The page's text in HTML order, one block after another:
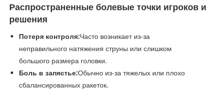
Распространенные болевые точки игроков и
решения
Потеря контроля:Часто возникает из-за
неправильного натяжения струны или слишком
большого размера головки.
Боль в запястье:Обычно из-за тяжелых или плохо
сбалансированных ракеток.